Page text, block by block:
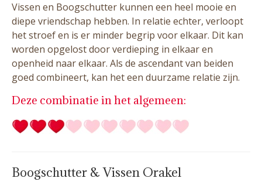
Vissen en Boogschutter kunnen een heel mooie en
diepe vriendschap hebben. In relatie echter, verloopt
het stroef en is er minder begrip voor elkaar. Dit kan
worden opgelost door verdieping in elkaar en
openheid naar elkaar. Als de ascendant van beiden
goed combineert, kan het een duurzame relatie zijn.
Deze combinatie in het algemeen:
Boogschutter & Vissen Orakel